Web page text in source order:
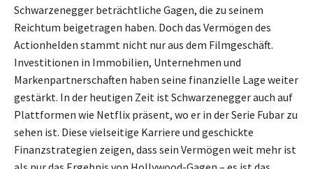
Schwarzenegger beträchtliche Gagen, die zu seinem
Reichtum beigetragen haben. Doch das Vermögen des
Actionhelden stammt nicht nur aus dem Filmgeschäft.
Investitionen in Immobilien, Unternehmen und
Markenpartnerschaften haben seine finanzielle Lage weiter
gestärkt. In der heutigen Zeit ist Schwarzenegger auch auf
Plattformen wie Netflix präsent, wo er in der Serie Fubar zu
sehen ist. Diese vielseitige Karriere und geschickte
Finanzstrategien zeigen, dass sein Vermögen weit mehr ist